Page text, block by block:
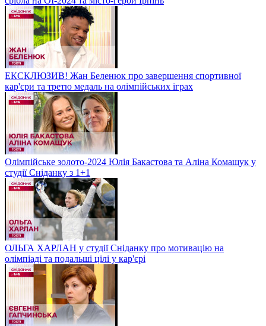
ЕКСКЛЮЗИВ! Жан Беленюк про завершення спортивної
кар'єри та третю медаль на олімпійських іграх
Олімпійське золото-2024 Юлія Бакастова та Аліна Комащук у
студії Сніданку з 1+1
ОЛЬГА ХАРЛАН у студії Сніданку про мотивацію на
олімпіаді та подальші цілі у кар'єрі